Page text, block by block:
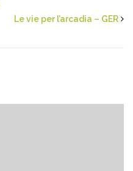
Le vie per l’arcadia – GER